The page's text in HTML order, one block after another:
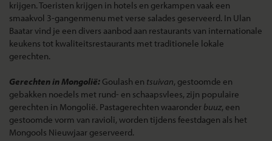
krijgen. Toeristen krijgen in hotels en gerkampen vaak een
smaakvol 3-gangenmenu met verse salades geserveerd. In Ulan
Baatar vind je een divers aanbod aan restaurants van internationale
keukens tot kwaliteitsrestaurants met traditionele lokale
gerechten.
Gerechten in Mongolië: Goulash en tsuivan, gestoomde en
gebakken noedels met rund- en schaapsvlees, zijn populaire
gerechten in Mongolië. Pastagerechten waaronder buuz, een
gestoomde vorm van ravioli, worden tijdens feestdagen als het
Mongools Nieuwjaar geserveerd.